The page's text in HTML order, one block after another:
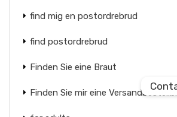
find mig en postordrebrud
find postordrebrud
Finden Sie eine Braut
Finden Sie mir eine